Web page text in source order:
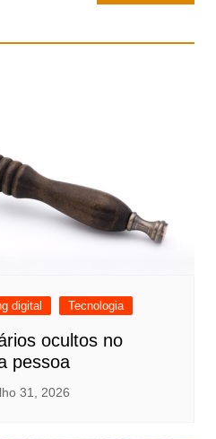
digital Tecnologia
ocultos no
pessoa
31, 2026